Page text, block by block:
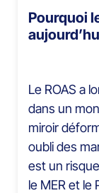
Pourquoi
Le ROAS a
dans un
miroir
oubli des
est un
le MER et le